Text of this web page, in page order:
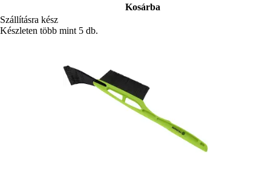
Kosárba
Szállításra kész
Készleten több mint 5 db.